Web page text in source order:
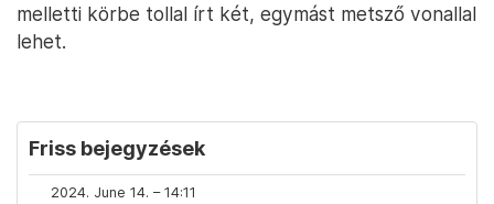
melletti körbe tollal írt két, egymást metsző vonallal
lehet.
Friss bejegyzések
2024. June 14. – 14:11